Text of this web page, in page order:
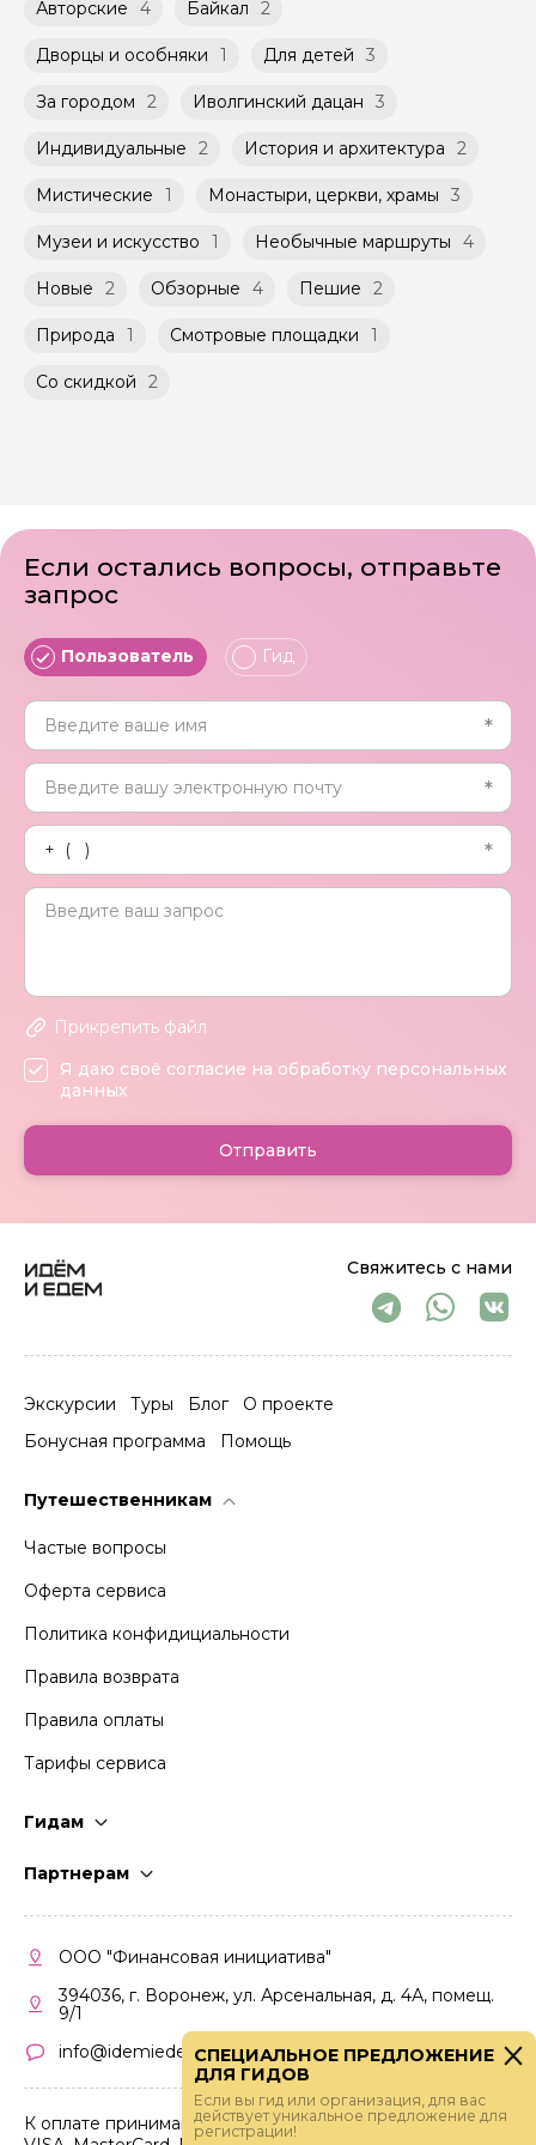
Оплата многодневного тура происходит
при наличии такой возможности,
заключенного между Организатором и
к Оферте Сервиса.
Способы оплаты на сайте: Картой
российского банка можно оплатить любую
расписанию, составленному гидом.
Помимо Вас, на групповой экскурсии могут
быть незнакомые для Вас люди.
Мини-группы проводятся на тех же
условиях, что и групповые, но с количество
не более 10 человек)
Авторские 4 Байкал 2
Дворцы и особняки 1 Для детей 3
За городом 2 Иволгинский дацан 3
Индивидуальные 2 История и архитектура 2
Мистические 1 Монастыри, церкви, храмы 3
Музеи и искусство 1 Необычные маршруты 4
Новые 2 Обзорные 4 Пешие 2
Природа 1 Смотровые площадки 1
Со скидкой 2
Свяжитесь с нами
Экскурсии Туры Блог
О проекте
Бонусная программа
Помощь
Путешественникам
Частые вопросы
Оферта сервиса
Политика конфидициальности
Правила возврата
Правила оплаты
Тарифы сервиса
Гидам
Партнерам
Кабинет партнера
Правила участия
ООО "Финансовая инициатива"
394036, г. Воронеж, ул. Арсенальная, д. 4А, помещ.
9/1
info@idemiedem.ru
К оплате принимаются карты
Если остались вопросы, отправьте
запрос
Пользователь Гид
Прикрепить файл
Я даю своё согласие на обработку персональных
данных
Отправить
СПЕЦИАЛЬНОЕ ПРЕДЛОЖЕНИЕ
ДЛЯ ГИДОВ
Если вы гид или организация, для вас
действует уникальное предложение для
регистрации!